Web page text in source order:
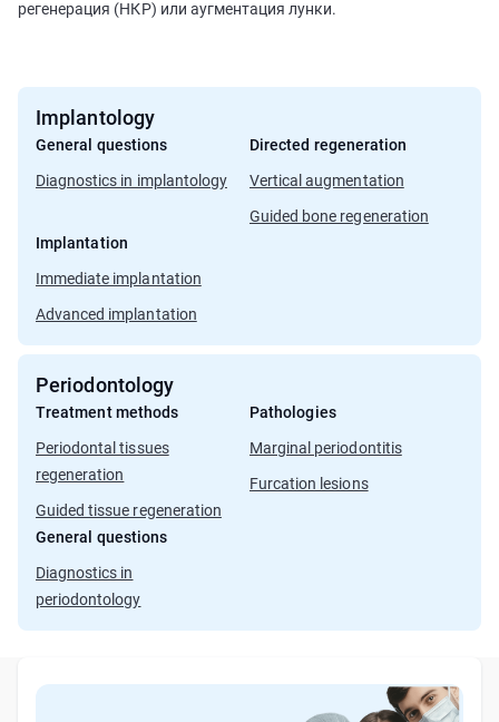
регенерация (НКР) или аугментация лунки.
Implantology
General questions
Diagnostics in implantology
Directed regeneration
Vertical augmentation
Guided bone regeneration
Implantation
Immediate implantation
Advanced implantation
Periodontology
Treatment methods
Periodontal tissues
regeneration
Guided tissue regeneration
Pathologies
Marginal periodontitis
Furcation lesions
General questions
Diagnostics in
periodontology